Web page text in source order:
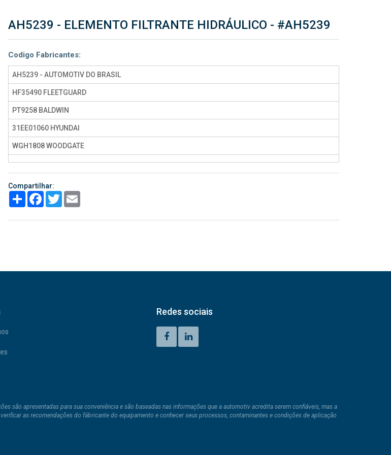
AH5239 - ELEMENTO FILTRANTE HIDRÁULICO - #AH5239
Codigo Fabricantes:
AH5239 - AUTOMOTIV DO BRASIL
HF35490 FLEETGUARD
PT9258 BALDWIN
31EE01060 HYUNDAI
WGH1808 WOODGATE
Compartilhar:
ShareFacebook
TwitterEmail
Redes sociais
são apresentadas para sua conveniência e são baseadas nas informações que a automotiv acredita serem confiáveis, mas a
as recomendações do fábricante do equipamento e conhecer seus processos, contaminantes e condições de aplicação